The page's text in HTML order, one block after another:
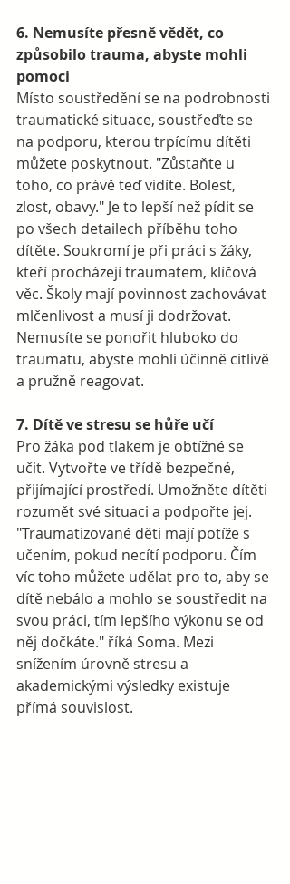
6. Nemusíte přesně vědět, co
způsobilo trauma, abyste mohli
pomoci
Místo soustředění se na podrobnosti
traumatické situace, soustřeďte se
na podporu, kterou trpícímu dítěti
můžete poskytnout. "Zůstaňte u
toho, co právě teď vidíte. Bolest,
zlost, obavy." Je to lepší než pídit se
po všech detailech příběhu toho
dítěte. Soukromí je při práci s žáky,
kteří procházejí traumatem, klíčová
věc. Školy mají povinnost zachovávat
mlčenlivost a musí ji dodržovat.
Nemusíte se ponořit hluboko do
traumatu, abyste mohli účinně citlivě
a pružně reagovat.
7. Dítě ve stresu se hůře učí
Pro žáka pod tlakem je obtížné se
učit. Vytvořte ve třídě bezpečné,
přijímající prostředí. Umožněte dítěti
rozumět své situaci a podpořte jej.
"Traumatizované děti mají potíže s
učením, pokud necítí podporu. Čím
víc toho můžete udělat pro to, aby se
dítě nebálo a mohlo se soustředit na
svou práci, tím lepšího výkonu se od
něj dočkáte." říká Soma. Mezi
snížením úrovně stresu a
akademickými výsledky existuje
přímá souvislost.